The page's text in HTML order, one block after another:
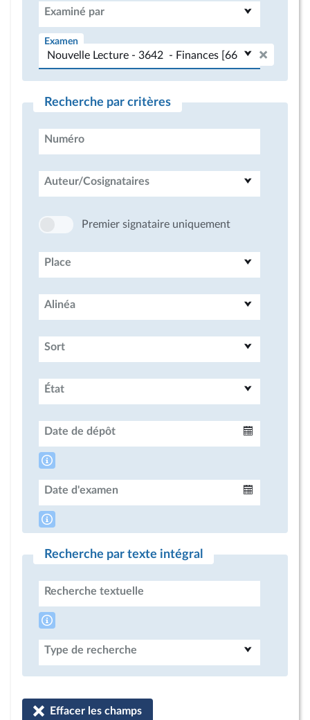
Examiné par
Examen
Recherche par critères
Numéro
Auteur/Cosignataires
Premier signataire uniquement
Place
Alinéa
Sort
État
Date de dépôt
Date d'examen
Recherche par texte intégral
Recherche textuelle
Type de recherche
Effacer les champs